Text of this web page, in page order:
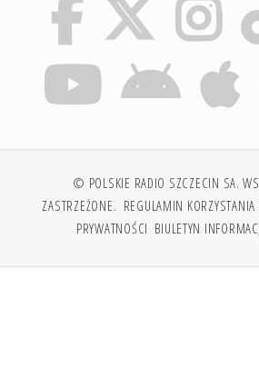
© POLSKIE RADIO SZCZECIN SA.
ZASTRZEŻONE. REGULAMIN KORZYSTANIA
PRYWATNOŚCI BIULETYN